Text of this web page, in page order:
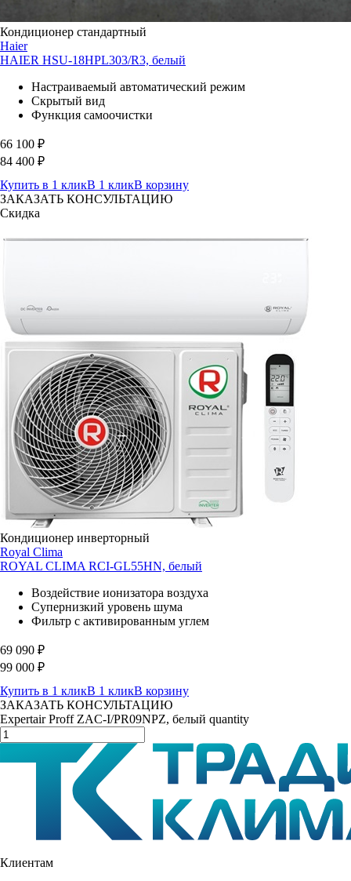
Кондиционер стандартный
Haier
HAIER HSU-18HPL303/R3, белый
Настраиваемый автоматический режим
Скрытый вид
Функция самоочистки
66 100 ₽
84 400 ₽
Купить в 1 кликВ 1 кликВ корзину
ЗАКАЗАТЬ КОНСУЛЬТАЦИЮ
Скидка
Кондиционер инверторный
Royal Clima
ROYAL CLIMA RCI-GL55HN, белый
Воздействие ионизатора воздуха
Супернизкий уровень шума
Фильтр с активированным углем
69 090 ₽
99 000 ₽
Купить в 1 кликВ 1 кликВ корзину
ЗАКАЗАТЬ КОНСУЛЬТАЦИЮ
Expertair Proff ZAC-I/PR09NPZ, белый quantity
Клиентам